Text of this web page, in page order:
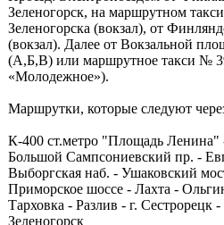
Зеленогорск, на маршрутном
Зеленогорска (вокзал), от
(вокзал). Далее от Вокзальной
(А,Б,В) или маршрутное такси №
«Молодежное»).
Маршрутки, которые следуют
К-400 ст.метро "Площадь Ленина"
Большой Сампсониевский пр. -
Выборгская наб. - Ушаковский
Приморское шоссе - Лахта -
Тарховка - Разлив - г.
Зеленогорск